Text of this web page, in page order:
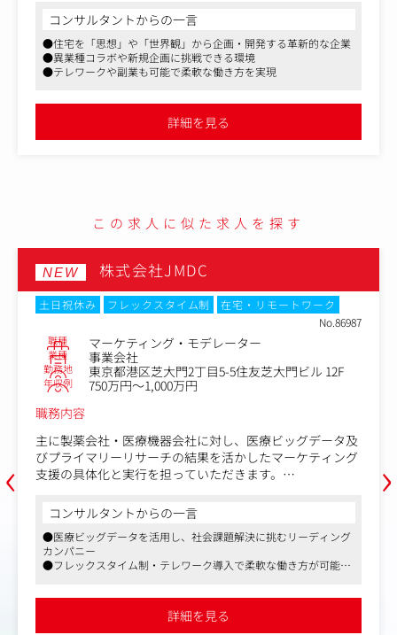
▼主な業務
・規格住宅／コラボ住宅の企画・設計
・ブランドコンセプトの空間への落とし込み
・商品仕様の設計および図面作成
・メーカー／パートナーとの調整
スペックを整えるのではなく、“欲しい理由がある家”を設
・ブランド起点での設計経験が積める
・プロダクトとしての住宅設計に関われる
コンサルタントからの一言
●住宅を「思想」や「世界観」から企画・開発する革新的な企業
●異業種コラボや新規企画に挑戦できる環境
●テレワークや副業も可能で柔軟な働き方を実現
詳細を見る
この求人に似た求人を探す
‹
NEW 株式会社JMDC
土日祝休み フレックスタイム制
在宅・リモートワーク
No.86987
職種 マーケティング・モデレーター
業種 事業会社
勤務地 東京都港区芝大門2丁目5-5住友芝大門ビル 12F
年収例
750万円～1,000万円
職務内容
主に製薬会社・医療機器会社に対し、医療ビッグデータ及
びプライマリーリサーチの結果を活かしたマーケティング
支援の具体化と実行を担っていただきます。
【具体的な業務内容】
・医師・患者を対象とした定性調査（インタビュー）の企
画設計・モデレーター
・リサーチ結果に基づくインサイト抽出および報告書作成
・医療ビッグデータ（レセプトデータ等）を活用した定性
・プロジェクトマネジメント
コンサルタントからの一言
●医療ビッグデータを活用し、社会課題解決に挑むリーディング
カンパニー
●フレックスタイム制・テレワーク導入で柔軟な働き方が可能
詳細を見る
›